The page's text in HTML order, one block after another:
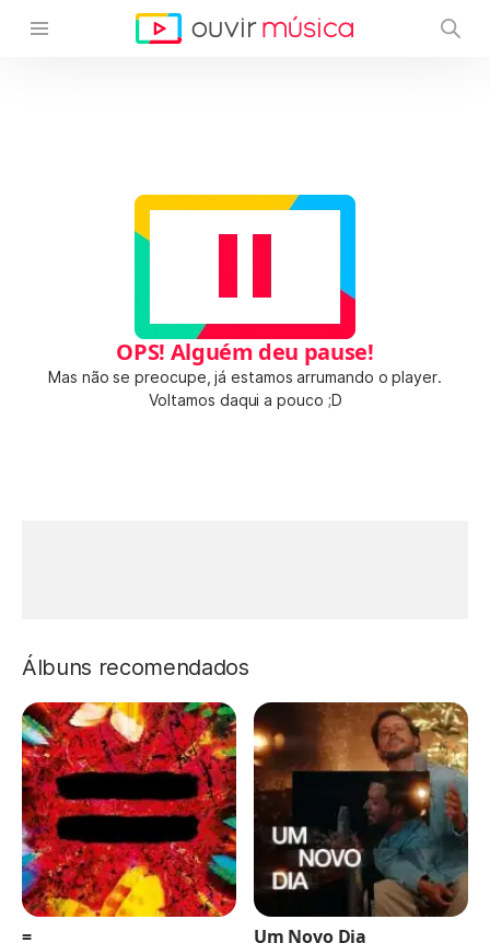
OPS! Alguém deu pause!
Mas não se preocupe, já estamos arrumando o player.
Voltamos daqui a pouco ;D
Álbuns recomendados
= Um Novo Dia